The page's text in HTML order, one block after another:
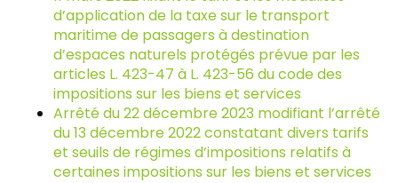
d’application de la taxe sur le transport
maritime de passagers à destination
d’espaces naturels protégés prévue par les
articles L. 423-47 à L. 423-56 du code des
impositions sur les biens et services
Arrêté du 22 décembre 2023 modifiant l’arrêté
du 13 décembre 2022 constatant divers tarifs
et seuils de régimes d’impositions relatifs à
certaines impositions sur les biens et services